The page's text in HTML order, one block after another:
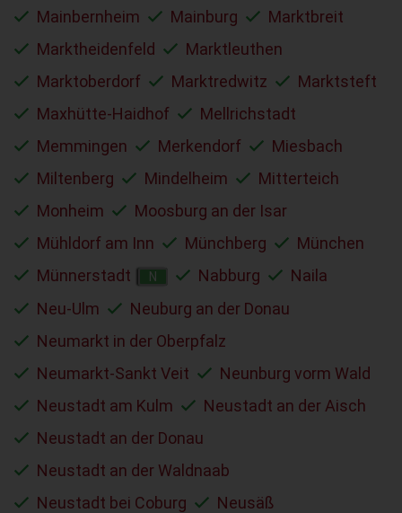
Mainbernheim Mainburg
Marktbreit
Marktheidenfeld
Marktleuthen
Marktoberdorf
Marktredwitz
Marktsteft
Maxhütte-Haidhof
Mellrichstadt
Memmingen
Merkendorf
Miesbach
Miltenberg
Mindelheim
Mitterteich
Monheim
Moosburg an der Isar
Mühldorf am Inn
Münchberg
München
Münnerstadt
N Nabburg
Naila
Neu-Ulm
Neuburg an der Donau
Neumarkt in der Oberpfalz
Neumarkt-Sankt Veit
Neunburg vorm Wald
Neustadt am Kulm
Neustadt an der Aisch
Neustadt an der Donau
Neustadt an der Waldnaab
Neustadt bei Coburg
Neusäß